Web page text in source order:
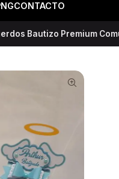
CONTACTO
Bautizo Premium